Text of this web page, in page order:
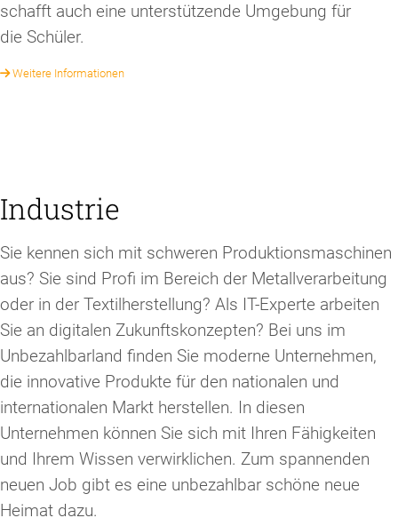
schafft auch eine unterstützende Umgebung für
die Schüler.
Weitere Informationen
Industrie
Sie kennen sich mit schweren Produktionsmaschinen
aus? Sie sind Profi im Bereich der Metallverarbeitung
oder in der Textilherstellung? Als IT-Experte arbeiten
Sie an digitalen Zukunftskonzepten? Bei uns im
Unbezahlbarland finden Sie moderne Unternehmen,
die innovative Produkte für den nationalen und
internationalen Markt herstellen. In diesen
Unternehmen können Sie sich mit Ihren Fähigkeiten
und Ihrem Wissen verwirklichen. Zum spannenden
neuen Job gibt es eine unbezahlbar schöne neue
Heimat dazu.